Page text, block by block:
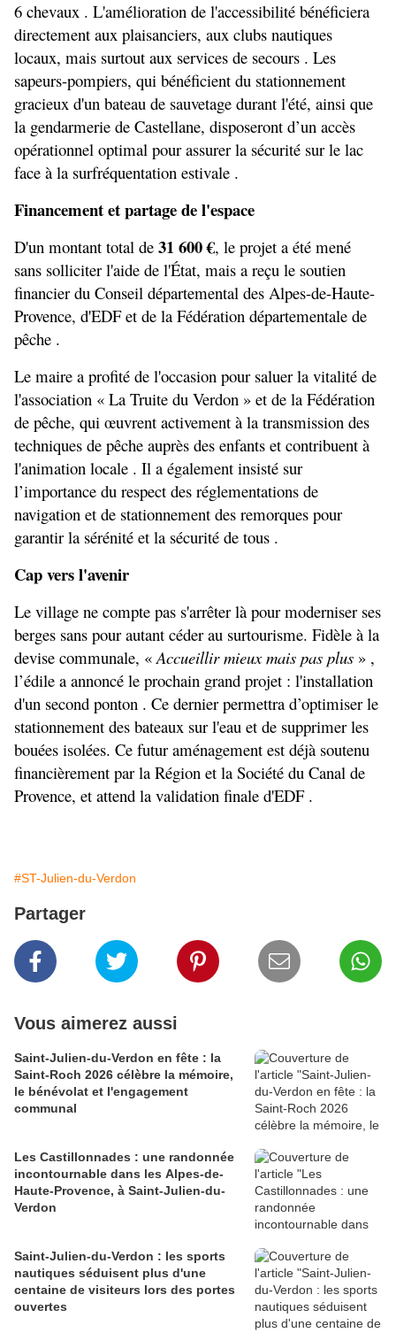
6 chevaux . L'amélioration de l'accessibilité bénéficiera
directement aux plaisanciers, aux clubs nautiques
locaux, mais surtout aux services de secours . Les
sapeurs-pompiers, qui bénéficient du stationnement
gracieux d'un bateau de sauvetage durant l'été, ainsi que
la gendarmerie de Castellane, disposeront d’un accès
opérationnel optimal pour assurer la sécurité sur le lac
face à la surfréquentation estivale .
Financement et partage de l'espace
D'un montant total de 31 600 €, le projet a été mené
sans solliciter l'aide de l'État, mais a reçu le soutien
financier du Conseil départemental des Alpes-de-Haute-
Provence, d'EDF et de la Fédération départementale de
pêche .
Le maire a profité de l'occasion pour saluer la vitalité de
l'association « La Truite du Verdon » et de la Fédération
de pêche, qui œuvrent activement à la transmission des
techniques de pêche auprès des enfants et contribuent à
l'animation locale . Il a également insisté sur
l’importance du respect des réglementations de
navigation et de stationnement des remorques pour
garantir la sérénité et la sécurité de tous .
Cap vers l'avenir
Le village ne compte pas s'arrêter là pour moderniser ses
berges sans pour autant céder au surtourisme. Fidèle à la
devise communale, « Accueillir mieux mais pas plus » ,
l’édile a annoncé le prochain grand projet : l'installation
d'un second ponton . Ce dernier permettra d’optimiser le
stationnement des bateaux sur l'eau et de supprimer les
bouées isolées. Ce futur aménagement est déjà soutenu
financièrement par la Région et la Société du Canal de
Provence, et attend la validation finale d'EDF .
#ST-Julien-du-Verdon
Partager
Vous aimerez aussi
Saint-Julien-du-Verdon en fête : la
Saint-Roch 2026 célèbre la mémoire,
le bénévolat et l'engagement
communal
Les Castillonnades : une randonnée
incontournable dans les Alpes-de-
Haute-Provence, à Saint-Julien-du-
Verdon
Saint-Julien-du-Verdon : les sports
nautiques séduisent plus d'une
centaine de visiteurs lors des portes
ouvertes